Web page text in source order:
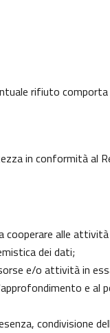
rifiuto comporta
in conformità al
alle attività
dei dati;
e/o attività in
e al
condivisione